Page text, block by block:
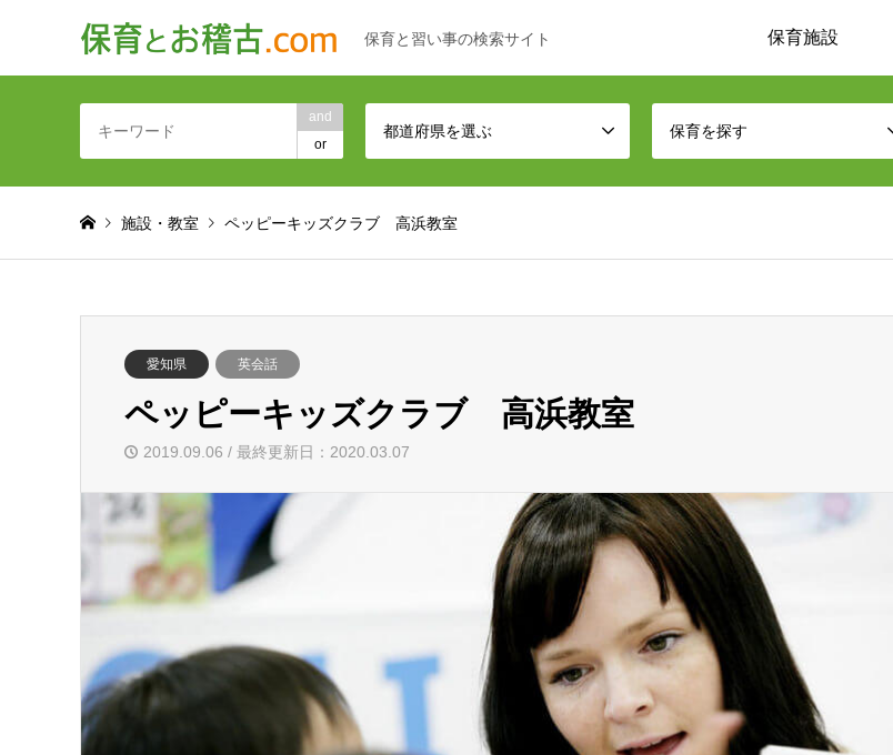
保育と習い事の検索サイト 保育施設
and
or
都道府県を選ぶ 保育を探す
施設・教室 ペッピーキッズクラブ 高浜教室
愛知県 英会話
ペッピーキッズクラブ 高浜教室
2019.09.06 / 最終更新日：2020.03.07